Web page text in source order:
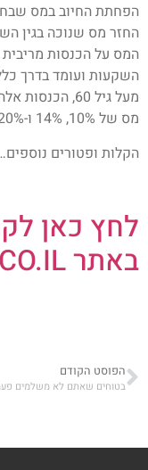
הפחתת החיוב במס
החזר מס שנוכה בגין
המס על הכנסות מריבית
מעל גיל 60,
מס של 10%, 14% ו-20%).
הקלות ופטורים
לחץ כאן
באתר MAKO.CO.IL
הפוסט הקודם